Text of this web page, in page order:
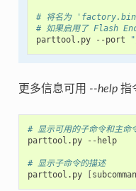
# 将名为
# 如果启用了 Flash
parttool.py
--port
更多信息可用 --help指
# 显示可用的子命令和主命
parttool.py
--help
# 显示子命令的描述
parttool.py
[